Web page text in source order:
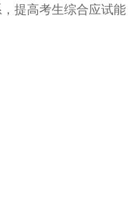
提高考生综合应试能